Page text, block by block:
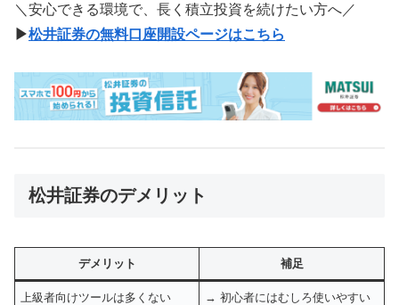
＼安心できる環境で、長く積立投資を続けたい方へ／
▶松井証券の無料口座開設ページはこちら
松井証券のデメリット
デメリット 補足
上級者向けツールは多くない → 初心者にはむしろ使いやすい